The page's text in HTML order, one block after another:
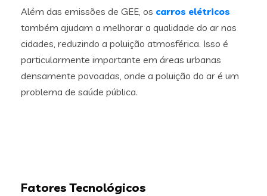
Além das emissões de GEE, os carros elétricos
também ajudam a melhorar a qualidade do ar nas
cidades, reduzindo a poluição atmosférica. Isso é
particularmente importante em áreas urbanas
densamente povoadas, onde a poluição do ar é um
problema de saúde pública.
Fatores Tecnológicos